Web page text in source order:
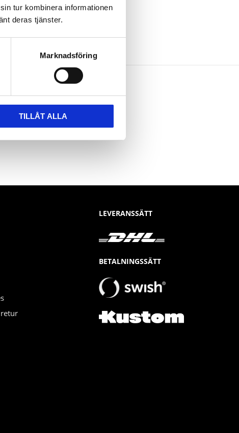
tur kombinera informationen
deras tjänster.
Marknadsföring
TILLÅT ALLA
LEVERANSSÄTT
BETALNINGSSÄTT